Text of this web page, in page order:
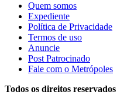
Quem somos
Expediente
Política de Privacidade
Termos de uso
Anuncie
Post Patrocinado
Fale com o Metrópoles
Todos os direitos reservados